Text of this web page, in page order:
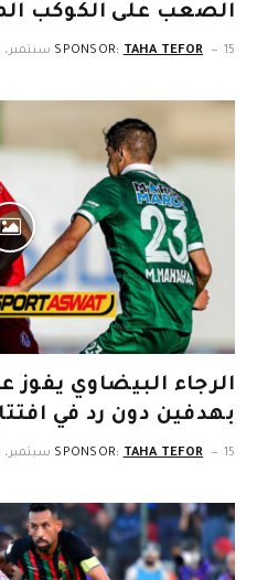
الصعب على الكوكب
SPONSOR: TAHA TEFOR 15 سبتمبر، 2025
الرجاء البيضاوي يفوز
بهدفين دون رد في
SPONSOR: TAHA TEFOR 15 سبتمبر، 2025